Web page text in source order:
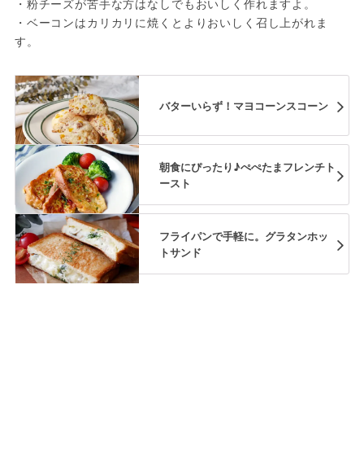
・粉チーズが苦手な方はなしでもおいしく作れますよ。
・ベーコンはカリカリに焼くとよりおいしく召し上がれま
す。
バターいらず！マヨコーンスコーン
朝食にぴったり♪ぺぺたまフレンチト
ースト
フライパンで手軽に。グラタンホッ
トサンド